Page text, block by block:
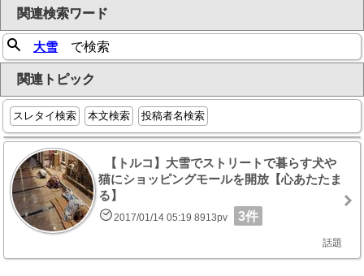
関連検索ワード
大雪 で検索
関連トピック
スレタイ検索 本文検索 投稿者名検索
【トルコ】大雪でストリートで暮らす犬や
猫にショッピングモールを開放【心あたたま
る】
2017/01/14 05:19 8913pv 3件
話題